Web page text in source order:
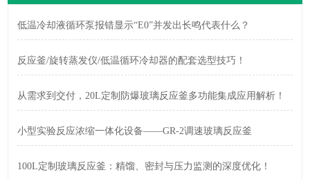
低温冷却液循环泵报错显示“E0”并发出长鸣代表什么？
反应釜/旋转蒸发仪/低温循环冷却器的配套选型技巧！
从需求到交付，20L定制防爆玻璃反应釜多功能集成应用解析！
小型实验反应浓缩一体化设备——GR-2调速玻璃反应釜
100L定制玻璃反应釜：精馏、密封与压力监测的深度优化！